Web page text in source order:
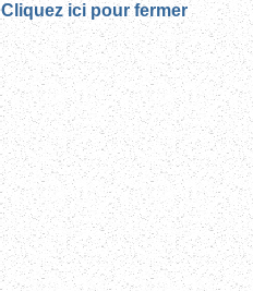
Cliquez ici pour fermer